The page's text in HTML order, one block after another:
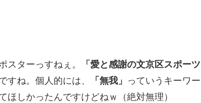
スターっすねぇ。
「愛と感謝の文京区スポーツ
すね。個人的には、 「無我」 っていうキーワー
ほしかったんですけどねｗ（絶対無理）